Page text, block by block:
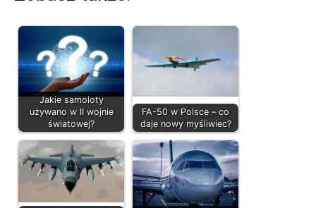
Jakie samoloty
używano w II wojnie
światowej?
FA-50 w Polsce – co
daje nowy myśliwiec?